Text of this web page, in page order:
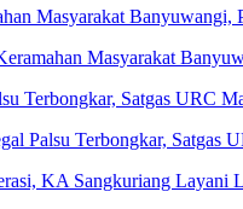
Masyarakat
Palsu Terbongkar, Satgas